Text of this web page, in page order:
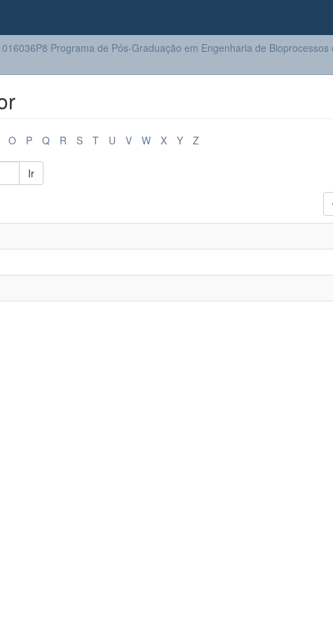
Programa de Pós-Graduação em Engenharia de Bioprocessos
O P Q R S T U V W X Y Z
Ir